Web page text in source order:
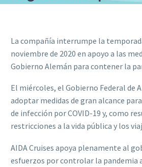
La compañía interrumpe la
noviembre de 2020 en apoyo a las
Gobierno Alemán para contener la
El miércoles, el Gobierno Federal de
adoptar medidas de gran alcance
de infección por COVID-19 y, como
restricciones a la vida pública y los
AIDA Cruises apoya plenamente al
esfuerzos por controlar la pandemia